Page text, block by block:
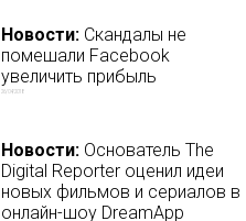
Новости: Скандалы не
помешали Facebook
увеличить прибыль
26/04/2018
Новости: Основатель The
Digital Reporter оценил идеи
новых фильмов и сериалов в
онлайн-шоу DreamApp